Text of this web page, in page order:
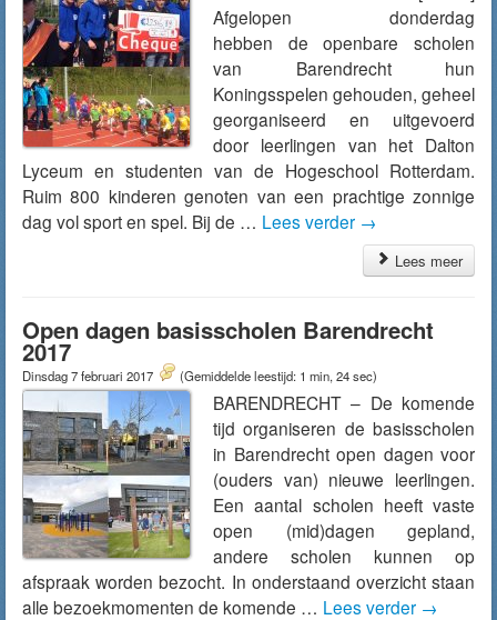
Afgelopen donderdag
hebben de openbare scholen
van Barendrecht hun
Koningsspelen gehouden, geheel
georganiseerd en uitgevoerd
door leerlingen van het Dalton
Lyceum en studenten van de Hogeschool Rotterdam.
Ruim 800 kinderen genoten van een prachtige zonnige
dag vol sport en spel. Bij de … Lees verder →
Lees meer
Open dagen basisscholen Barendrecht
2017
Dinsdag 7 februari 2017 (Gemiddelde leestijd: 1 min, 24 sec)
BARENDRECHT – De komende
tijd organiseren de basisscholen
in Barendrecht open dagen voor
(ouders van) nieuwe leerlingen.
Een aantal scholen heeft vaste
open (mid)dagen gepland,
andere scholen kunnen op
afspraak worden bezocht. In onderstaand overzicht staan
alle bezoekmomenten de komende … Lees verder →